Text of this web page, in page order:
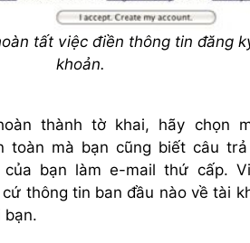
tất việc điền thông tin đăng
khoản.
thành tờ khai, hãy chọn
toàn mà bạn cũng biết câu
bạn làm e-mail thứ cấp.
thông tin ban đầu nào về tài
bạn.